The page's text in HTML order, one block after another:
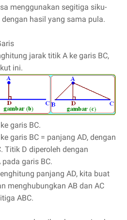
menggunakan segitiga siku-
hasil yang sama pula.
jarak titik A ke garis BC,
ini.
garis BC.
garis BC = panjang AD, dengan
Titik D diperoleh dengan
garis BC.
panjang AD, kita buat
menghubungkan AB dan AC
ABC.